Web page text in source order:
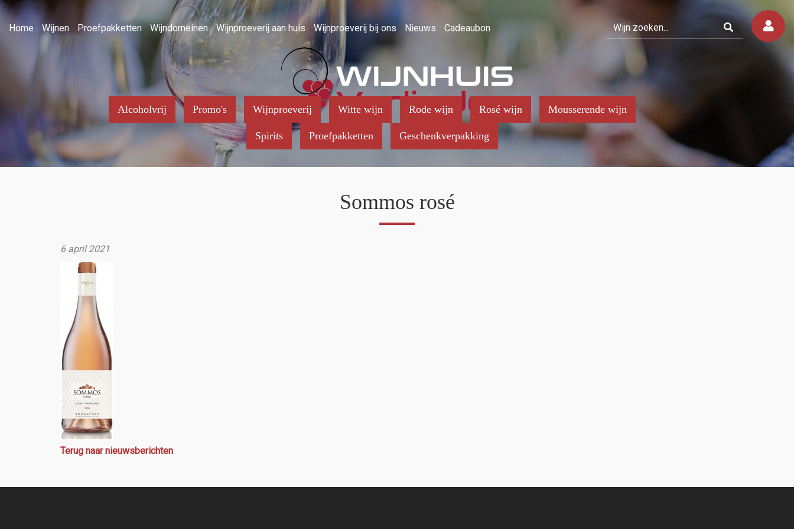
Home Wijnen Proefpakketten Wijndomeinen Wijnproeverij aan huis Wijnproeverij bij ons Nieuws Cadeaubon
Alcoholvrij Promo's Wijnproeverij Witte wijn Rode wijn Rosé wijn Mousserende wijn
Spirits Proefpakketten Geschenkverpakking
Sommos rosé
6 april 2021
Terug naar nieuwsberichten